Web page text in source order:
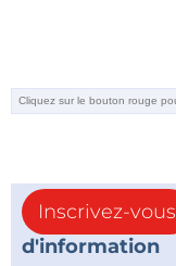
Inscrivez-vous
d'information